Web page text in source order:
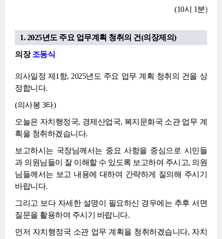
(10시 1분)
1. 2025년도 주요 업무계획 청취의 건(의장제의)
의장조동식
의사일정 제1항, 2025년도 주요 업무 계획 청취의 건을 상
정합니다.
(의사봉 3타)
오늘은 자치행정국, 경제산업국, 복지문화국 소관 업무 계
획을 청취하겠습니다.
보고하시는 국장님께서는 중요 사항을 중심으로 시민들
과 의원님들이 잘 이해할 수 있도록 보고하여 주시고, 의원
님들께서는 보고 내용에 대하여 간략하게 질의해 주시기
바랍니다.
그리고 보다 자세한 설명이 필요하신 경우에는 추후 서면
질문을 활용하여 주시기 바랍니다.
먼저 자치행정국 소관 업무 계획을 청취하겠습니다, 자치